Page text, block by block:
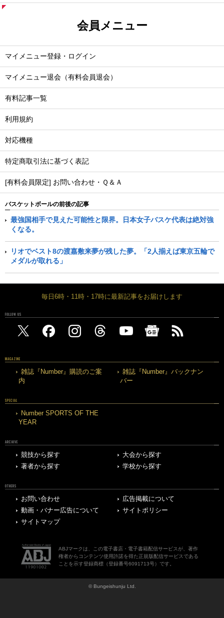
会員メニュー
マイメニュー登録・ログイン
マイメニュー退会（有料会員退会）
有料記事一覧
利用規約
対応機種
特定商取引法に基づく表記
[有料会員限定] お問い合わせ・Ｑ＆Ａ
バスケットボールの前後の記事
最強国相手で見えた可能性と限界。日本女子バスケ代表は絶対強
くなる。
リオでベスト8の渡嘉敷来夢が残した夢。「2人揃えば東京五輪で
メダルが取れる」
毎日6時・11時・17時に最新記事をお届けします
FOLLOW US
MAGAZINE
雑誌『Number』購読のご案
内
雑誌『Number』バックナン
バー
SPECIAL
Number SPORTS OF THE
YEAR
ARCHIVE
競技から探す
大会から探す
著者から探す
学校から探す
OTHERS
お問い合わせ
広告掲載について
動画・バナー広告について
サイトポリシー
サイトマップ
ABJマークは、この電子書店・電子書籍配信サービスが、著作
権者からコンテンツ使用許諾を得た正規版配信サービスである
ことを示す登録商標（登録番号6091713号）です。
© Bungeishunju Ltd.